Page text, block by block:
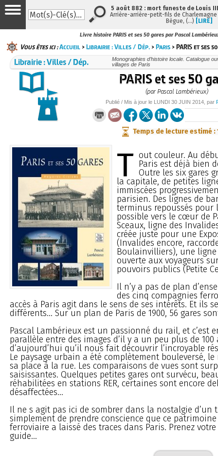
Livre histoire PARIS et ses 50 gares par Pascal
Vous êtes ici :Accueil >Librairie : Villes / Dép. >Paris > PARIS et ses
Librairie : Villes / Dép.
Monographies d’histoire locale. Catalogue
villages de Paris
PARIS et ses 50
(par Pascal Lambérieux)
Publié / Mis à jour le LUNDI 30 JUIN 2014 , par
Temps de lecture estimé :
T out couleur. Au
Paris est déjà bien
Outre les six gares
la capitale, de petites
immiscées
parisien. Des lignes de
terminus repoussés pour
possible vers le cœur de
Sceaux, ligne des
créée juste pour une
(Invalides encore,
Boulainvilliers), une
ouverte aux voyageurs
pouvoirs publics (Petite
Il n’y a pas de plan
des cinq compagnies
accès à Paris agit dans le sens de ses intérêts. Et ils
différents... Sur un plan de Paris de 1900, 56 gares
Pascal Lambérieux est un passionné du rail, et c’est
parallèle entre des images d’il y a un peu plus de 100
d’aujourd’hui qu’il nous fait découvrir l’incroyable
Le paysage urbain a été complètement bouleversé,
sa place à la rue. Les comparaisons de vues sont
saisissantes. Quelques petites gares ont survécu,
réhabilitées en stations RER, certaines sont encore
désaffectées...
Il ne s agit pas ici de sombrer dans la nostalgie d’un
simplement de prendre conscience que ce
ferroviaire a laissé des traces dans Paris. Prenez
guide...
5 août 882 : mort funeste de Louis
Arrière-arrière-petit-fils de
Bègue, (…) [LIRE]